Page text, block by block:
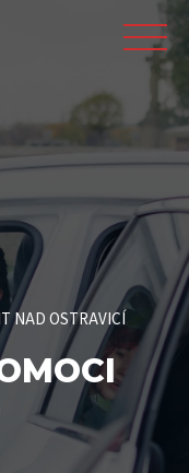
NAD OSTRAVICÍ